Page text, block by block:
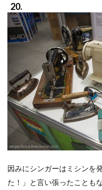
20.
因みにシンガーはミシンを
た！」と言い張ったことも